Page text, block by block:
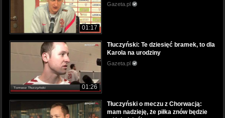
01:17
Gazeta.pl
01:26
Tłuczyński: Te dziesięć bramek, to dla
Karola na urodziny
Gazeta.pl
Tłuczyński o meczu z Chorwacją:
mam nadzieję, że piłka znów będzie